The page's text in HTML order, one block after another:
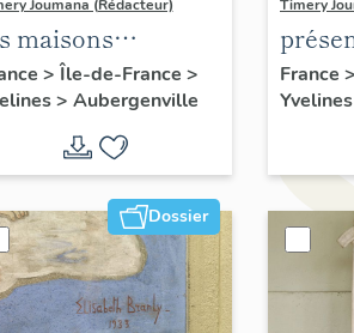
Joumana (Rédacteur)
maisons
> Île-de-France >
> Aubergenville
Timery
l'étude
France >
Yvelines
Dossier